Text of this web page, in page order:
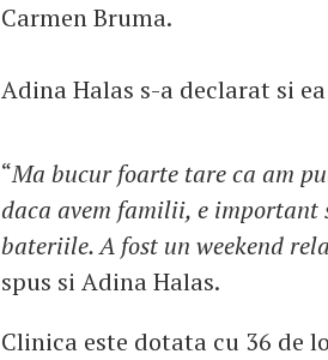
Carmen Bruma.
Adina Halas s-a declarat si
“Ma bucur foarte tare ca am
daca avem familii, e important
bateriile. A fost un weekend
spus si Adina Halas.
Clinica este dotata cu 36 de